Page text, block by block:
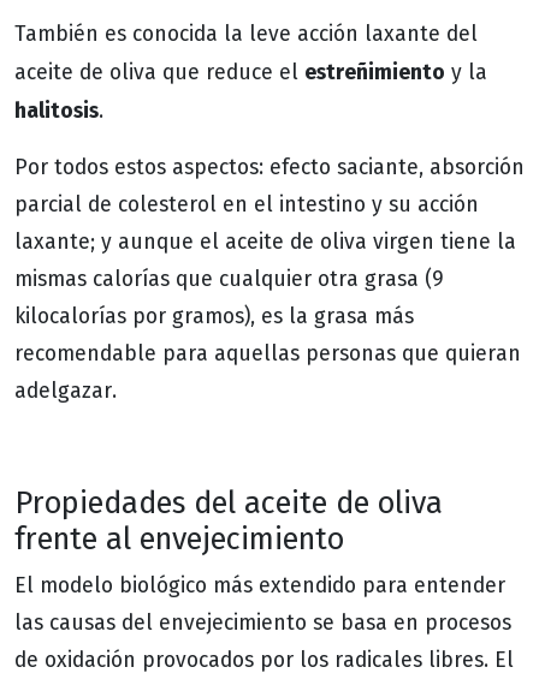
También es conocida la leve acción laxante del
aceite de oliva que reduce el estreñimiento y la
halitosis.
Por todos estos aspectos: efecto saciante, absorción
parcial de colesterol en el intestino y su acción
laxante; y aunque el aceite de oliva virgen tiene la
mismas calorías que cualquier otra grasa (9
kilocalorías por gramos), es la grasa más
recomendable para aquellas personas que quieran
adelgazar.
Propiedades del aceite de oliva
frente al envejecimiento
El modelo biológico más extendido para entender
las causas del envejecimiento se basa en procesos
de oxidación provocados por los radicales libres. El